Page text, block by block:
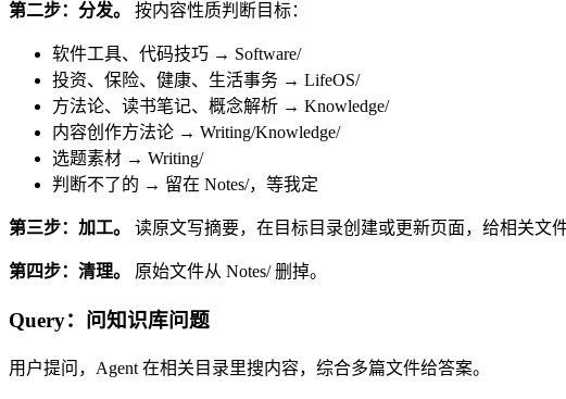
第二步：分发。 按内容性质判断目标：
软件工具、代码技巧 → Software/
投资、保险、健康、生活事务 → LifeOS/
方法论、读书笔记、概念解析 → Knowledge/
内容创作方法论 → Writing/Knowledge/
选题素材 → Writing/
判断不了的 → 留在 Notes/，等我定
第三步：加工。 读原文写摘要，在目标目录创建或更新页面，给相关文
第四步：清理。 原始文件从 Notes/ 删掉。
Query：问知识库问题
用户提问，Agent 在相关目录里搜内容，综合多篇文件给答案。